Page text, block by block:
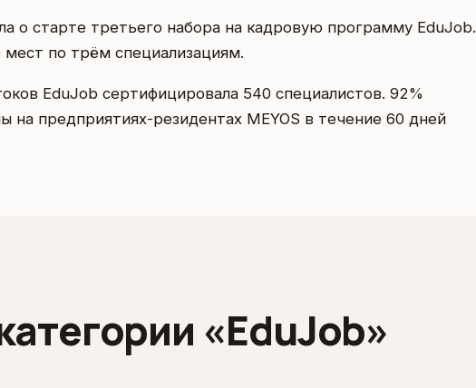
о старте третьего набора на кадровую программу EduJob.
мест по трём специализациям.
EduJob сертифицировала 540 специалистов. 92%
на предприятиях-резидентах MEYOS в течение 60 дней
«EduJob»